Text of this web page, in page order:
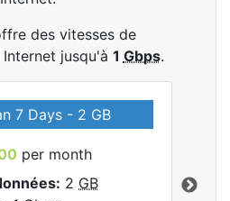
des vitesses de
jusqu'à 1 Gbps.
7 Days - 2 GB
per month
2 GB